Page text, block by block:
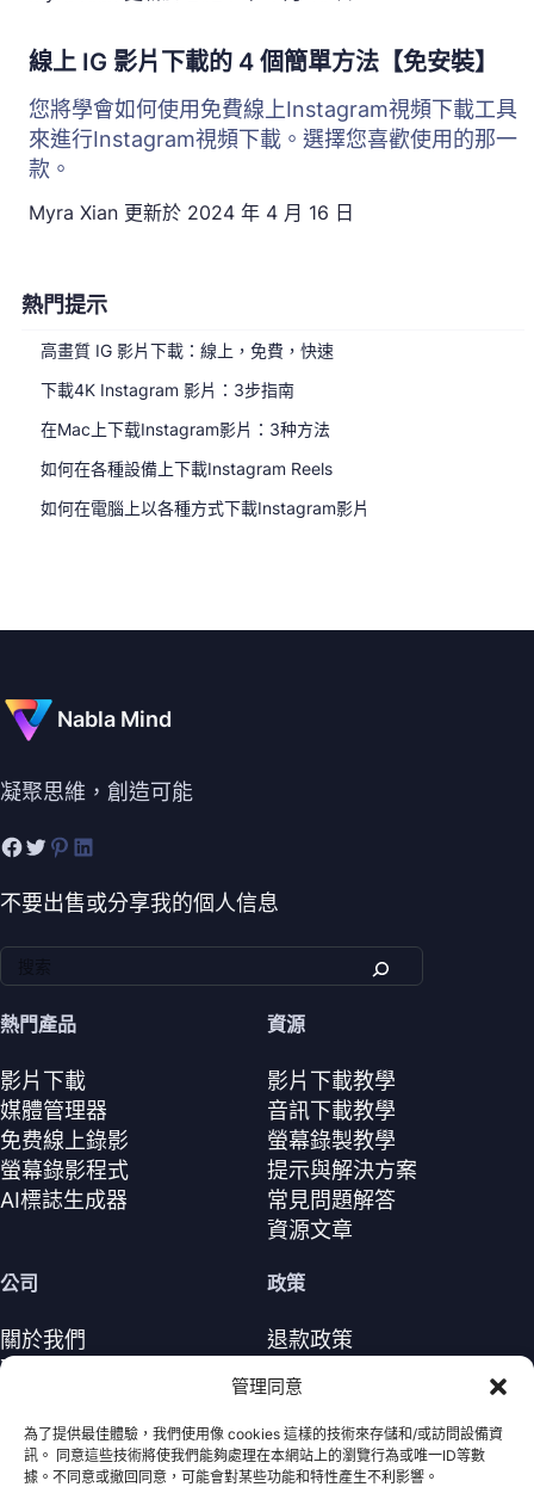
管理同意
為了提供最佳體驗，我們使用像 cookies 這樣的技術來存儲和/或訪問設備資
訊。 同意這些技術將使我們能夠處理在本網站上的瀏覽行為或唯一ID等數
據。不同意或撤回同意，可能會對某些功能和特性產生不利影響。
熱門提示
高畫質 IG 影片下載：線上，免費，快速
下載4K Instagram 影片：3步指南
在Mac上下载Instagram影片：3种方法
如何在各種設備上下載Instagram Reels
如何在電腦上以各種方式下載Instagram影片
線上 IG 影片下載的 4 個簡單方法【免安裝】
您將學會如何使用免費線上Instagram視頻下載工具
來進行Instagram視頻下載。選擇您喜歡使用的那一
款。
Myra Xian 更新於 2024 年 4 月 16 日
Nabla Mind
凝聚思維，創造可能
不要出售或分享我的個人信息
熱門產品
影片下載
媒體管理器
免费線上錄影
螢幕錄影程式
AI標誌生成器
資源
影片下載教學
音訊下載教學
螢幕錄製教學
提示與解決方案
常見問題解答
資源文章
公司
關於我們
聯繫我們
政策
退款政策
授權協議（EN）
條款與條件
解除安裝